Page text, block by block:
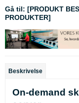
Gå til: [PRODUKT
PRODUKTER]
Beskrivelse
On-demand